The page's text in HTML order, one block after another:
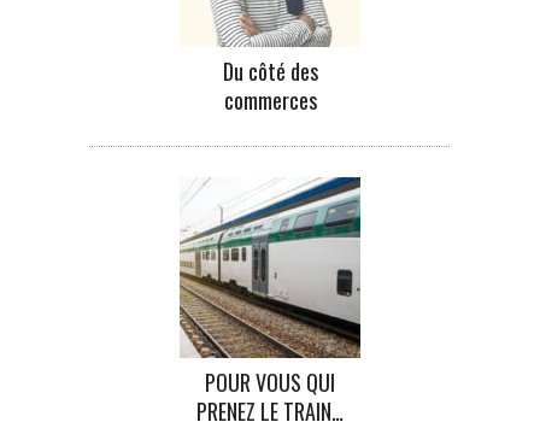
Du côté des
commerces
POUR VOUS QUI
PRENEZ LE TRAIN…